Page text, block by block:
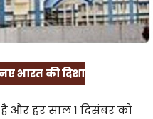
भारत की दिशा
है और हर साल 1 दिसंबर को